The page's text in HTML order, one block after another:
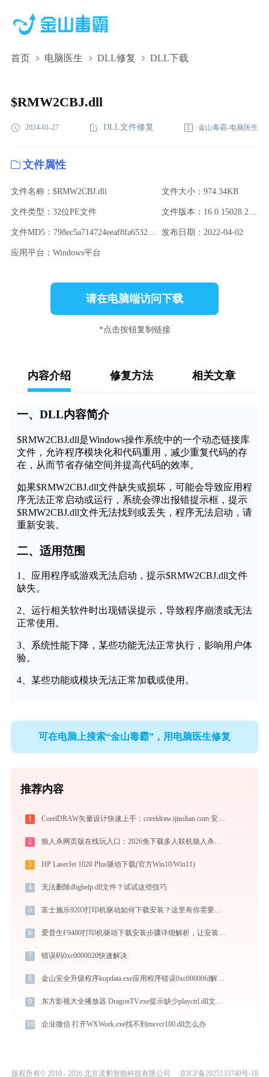
首页 电脑医生 DLL修复 DLL下载
$RMW2CBJ.dll,$RMW2CBJ.dll下载,$RMW2CBJ.dll修复
$RMW2CBJ.dll
2024-01-27 DLL文件修复 金山毒霸-电脑医生
文件属性
文件名称：$RMW2CBJ.dll 文件大小：974.34KB
文件类型：32位PE文件 文件版本：16.0.15028.20070
文件MD5：798ec5a714724eeaf8fa653260888e3e 发布日期：2022-04-02
应用平台：Windows平台
请在电脑端访问下载
*点击按钮复制链接
内容介绍 修复方法 相关文章
一、DLL内容简介
$RMW2CBJ.dll是Windows操作系统中的一个动态链接库
文件，允许程序模块化和代码重用，减少重复代码的存
在，从而节省存储空间并提高代码的效率。
如果$RMW2CBJ.dll文件缺失或损坏，可能会导致应用程
序无法正常启动或运行，系统会弹出报错提示框，提示
$RMW2CBJ.dll文件无法找到或丢失，程序无法启动，请
重新安装。
二、适用范围
1、应用程序或游戏无法启动，提示$RMW2CBJ.dll文件
缺失。
2、运行相关软件时出现错误提示，导致程序崩溃或无法
正常使用。
3、系统性能下降，某些功能无法正常执行，影响用户体
验。
4、某些功能或模块无法正常加载或使用。
可在电脑上搜索“金山毒霸”，用电脑医生修复
推荐内容
1 CorelDRAW矢量设计快速上手：coreldraw.ijinshan.com 安全绿色安装与核心技巧
2 狼人杀网页版在线玩入口：2026免下载多人联机狼人杀，新手实战晋级攻略
3 HP LaserJet 1020 Plus驱动下载(官方Win10/Win11)
4 无法删除dbghelp.dll文件？试试这些技巧
5 富士施乐9203打印机驱动如何下载安装？这里有你需要的所有信息
6 爱普生F9480打印机驱动下载安装步骤详细解析，让安装更简单
7 错误码0xc0000020快速解决
8 金山安全升级程序kupdata.exe应用程序错误0xc00000fd解决方法
9 东方影视大全播放器 DragonTV.exe提示缺少playctrl.dll文件的解决办法
10 企业微信 打开WXWork.exe找不到msvcr100.dll怎么办
版权所有© 2010 - 2026 北京灵豹智能科技有限公司 京ICP备2025133740号-18